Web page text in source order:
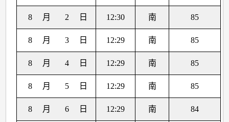
8 月 2 日 12:30 南 85
8 月 3 日 12:29 南 85
8 月 4 日 12:29 南 85
8 月 5 日 12:29 南 85
8 月 6 日 12:29 南 84